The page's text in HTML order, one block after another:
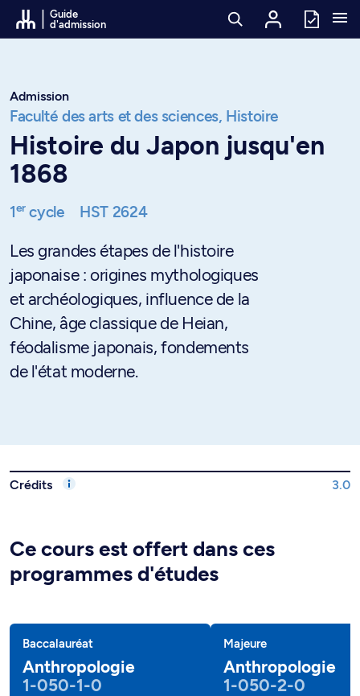
Passer au contenu
Guide
d'admission
Admission
Faculté des arts et des sciences, Histoire
Histoire du Japon jusqu'en
1868
1ercycle HST 2624
Les grandes étapes de l'histoire
japonaise : origines mythologiques
et archéologiques, influence de la
Chine, âge classique de Heian,
féodalisme japonais, fondements
de l'état moderne.
Crédits 3.0
Ce cours est offert dans ces
programmes d'études
Baccalauréat
Anthropologie
1-050-1-0
Majeure
Anthropologie
1-050-2-0